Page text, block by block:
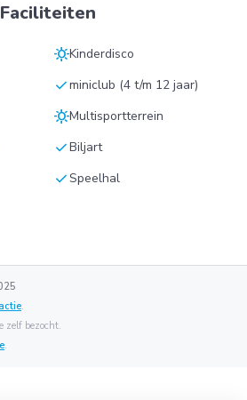
Faciliteiten
sunnyKinderdisco
checkminiclub (4 t/m 12 jaar)
sunnyMultisportterrein
checkBiljart
checkSpeelhal
.
zelf bezocht.
.